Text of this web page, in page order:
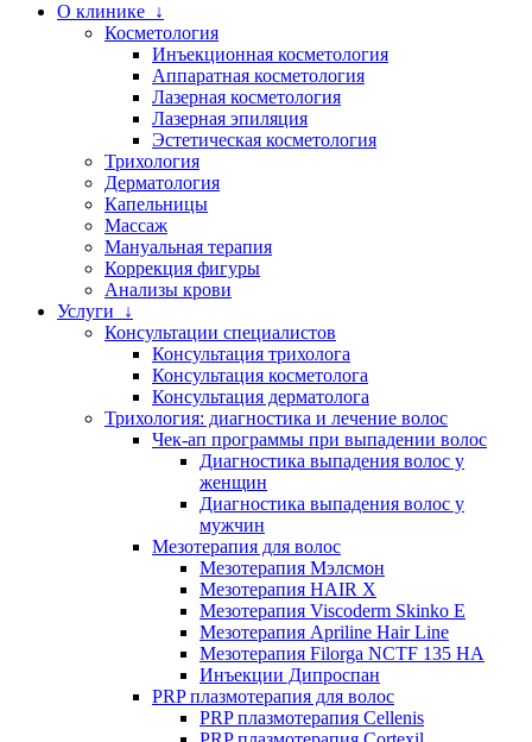
О клинике ↓
Косметология
Инъекционная косметология
Аппаратная косметология
Лазерная косметология
Лазерная эпиляция
Эстетическая косметология
Трихология
Дерматология
Капельницы
Массаж
Мануальная терапия
Коррекция фигуры
Анализы крови
Услуги ↓
Консультации специалистов
Консультация трихолога
Консультация косметолога
Консультация дерматолога
Трихология: диагностика и лечение волос
Чек-ап программы при выпадении волос
Диагностика выпадения волос у
женщин
Диагностика выпадения волос у
мужчин
Мезотерапия для волос
Мезотерапия Мэлсмон
Мезотерапия HAIR X
Мезотерапия Viscoderm Skinko E
Мезотерапия Apriline Hair Line
Мезотерапия Filorga NCTF 135 HA
Инъекции Дипроспан
PRP плазмотерапия для волос
PRP плазмотерапия Cellenis